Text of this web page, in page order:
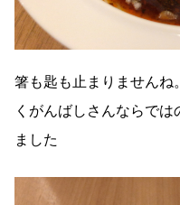
箸も匙も止まりませんね。
くがんばしさんならで
ました